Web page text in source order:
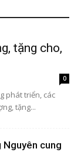
tặng cho,
0
phát triển, các
tặng...
Nguyên cung